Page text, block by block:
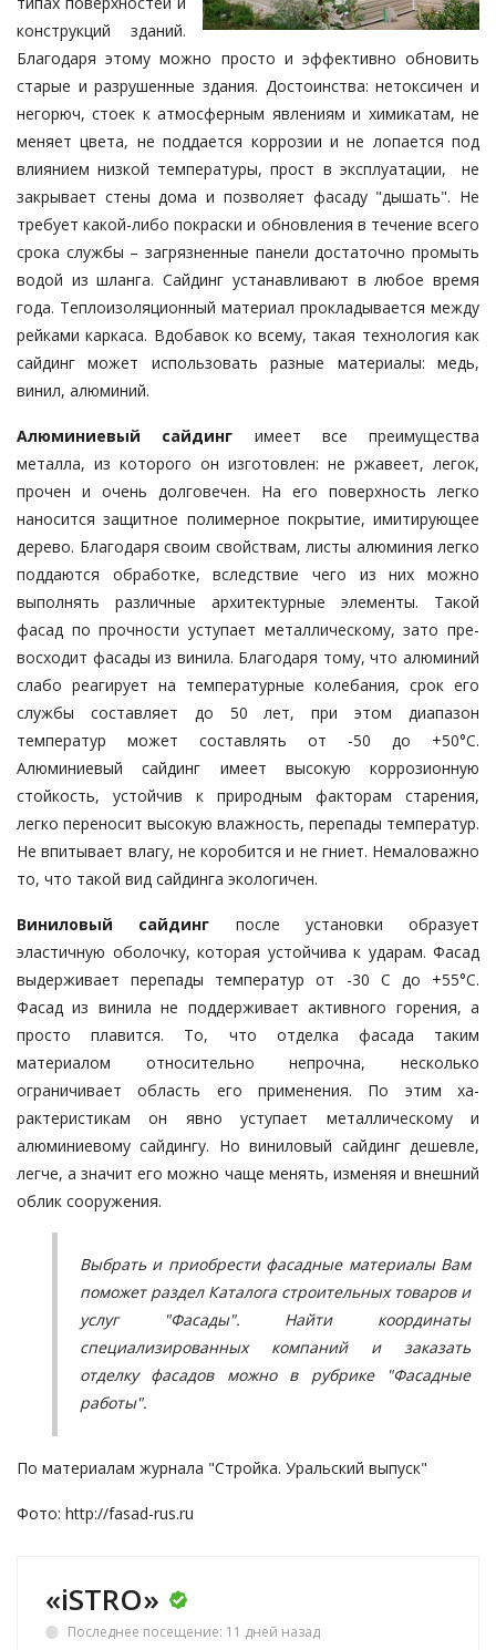
конструкций зданий.
Благодаря этому можно прос­то и эффективно обновить
старые и разрушенные здания. Достоинства: не­токсичен и
негорюч, стоек к атмосфер­ным явлениям и химикатам, не
ме­няет цвета, не поддается коррозии и не лопается под
влиянием низкой температуры, прост в эксплуатации, не
закрывает стены дома и позволяет фасаду "дышать". Не
требует какой-ли­бо покраски и обновления в тече­­ние всего
срока службы – загрязненные панели достаточно промыть
водой из шланга. Сайдинг устанавливают в любое время
года. Теплоизоляцион­ный материал прокладывается между
рейками каркаса. Вдобавок ко всему, такая технология как
сайдинг может использовать разные материа­лы: медь,
винил, алюминий.
Алюминиевый сайдинг имеет все преимущества
металла, из которого он изготовлен: не ржавеет, легок,
прочен и очень долговечен. На его поверхность легко
наносится защитное полимер­ное покрытие, имитирующее
дерево. Благодаря своим свойствам, листы алю­миния легко
поддаются обработ­ке, вследствие чего из них можно
выполнять различные архитектурные элементы. Такой
фасад по прочности уступает металлическому, зато пре­
восходит фасады из винила. Благодаря тому, что алюминий
слабо реагирует на температурные колебания, срок его
службы составляет до 50 лет, при этом диапазон
температур может состав­лять от -50 до +50°С.
Алюминиевый сай­динг имеет высокую коррозионную
стойкость, устойчив к природным фак­торам старения,
легко переносит вы­сокую влажность, перепады темпе­ра­тур.
Не впитывает влагу, не коробится и не гниет. Немаловажно
то, что такой вид сайдинга экологичен.
Виниловый сайдинг после уста­нов­ки образует
эластичную оболочку, ко­торая устойчива к ударам. Фасад
вы­держивает перепады температур от -30 С до +55°С.
Фасад из винила не поддерживает активного горения, а
просто плавится. То, что отделка фа­са­да таким
материалом относительно непрочна, несколько
ограничивает об­ласть его применения. По этим ха­
рактеристикам он явно уступает ме­таллическому и
алюминиевому сай­дингу. Но виниловый сайдинг дешев­ле,
легче, а значит его можно чаще менять, изменяя и внешний
облик сооружения.
Выбрать и приобрести фасадные материалы Вам
поможет раздел Каталога строительных товаров и
услуг
"Фасады". Найти координаты
специализированных компаний и заказать
отделку фасадов можно в рубрике
"Фасадные
работы".
По материалам журнала "Стройка. Уральский выпуск"
Фото: http://fasad-rus.ru
«iSTRO»
Последнее посещение: 11 дней назад